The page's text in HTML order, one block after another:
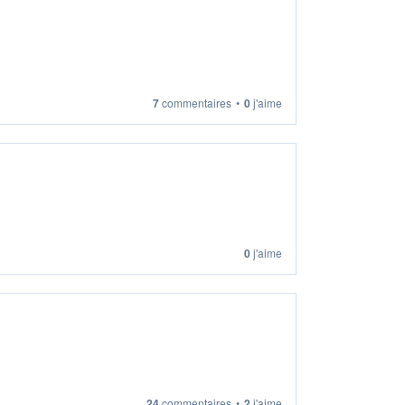
7commentaires • 0j'aime
0j'aime